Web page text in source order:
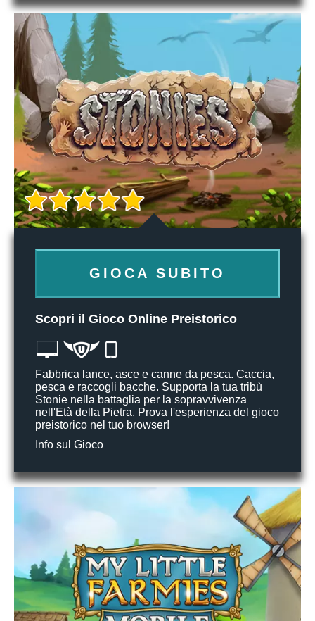
GIOCA SUBITO
Scopri il Gioco Online Preistorico
Fabbrica lance, asce e canne da pesca. Caccia,
pesca e raccogli bacche. Supporta la tua tribù
Stonie nella battaglia per la sopravvivenza
nell'Età della Pietra. Prova l'esperienza del gioco
preistorico nel tuo browser!
Info sul Gioco